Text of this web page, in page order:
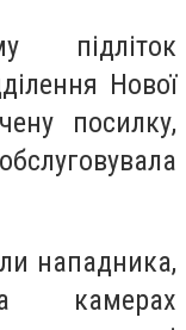
підліток
Нової
посилку,
нападника,
камерах